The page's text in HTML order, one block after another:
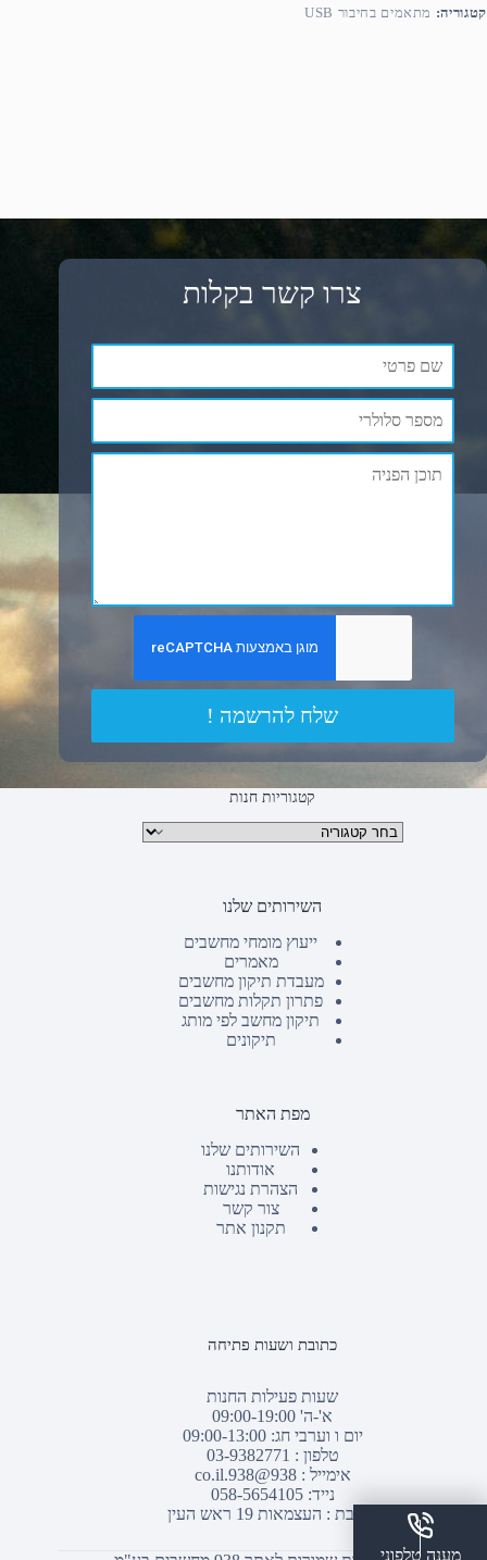
קטגוריה: מתאמים בחיבור USB
צרו קשר בקלות
שלח להרשמה !
קטגוריות חנות
קטגוריות מוצרים
השירותים שלנו
ייעוץ מומחי מחשבים
מאמרים
מעבדת תיקון מחשבים
פתרון תקלות מחשבים
תיקון מחשב לפי מותג
תיקונים
מפת האתר
השירותים שלנו
אודותנו
הצהרת נגישות
צור קשר
תקנון אתר
כתובת ושעות פתיחה
שעות פעילות החנות
א'-ה' 09:00-19:00
יום ו וערבי חג: 09:00-13:00
טלפון : 03-9382771
אימייל :938@938.co.il
נייד: 058-5654105
כתובת : העצמאות 19 ראש העין
מענה טלפוני